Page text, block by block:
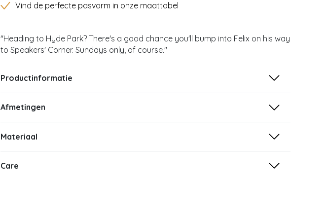
Vind de perfecte pasvorm in onze maattabel
''Heading to Hyde Park? There's a good chance you'll bump into Felix on his way
to Speakers' Corner. Sundays only, of course.''
Productinformatie
Afmetingen
Materiaal
Care